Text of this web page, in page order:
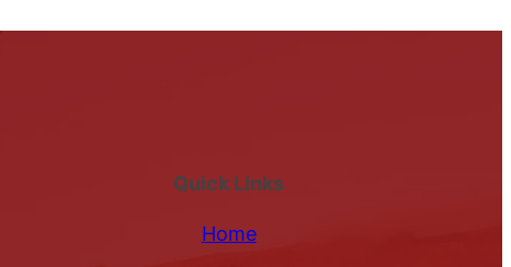
Quick Links
Home